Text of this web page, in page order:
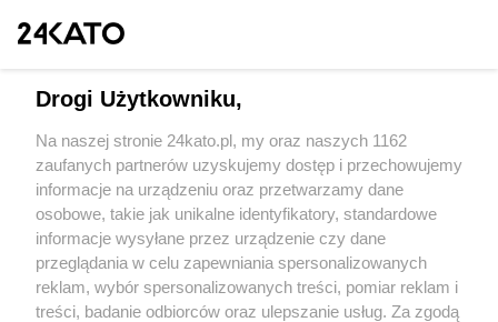
W Katowicach powstała nowa Biedronka, a wokół
gastronomiczne
5 / 28
Wydawca mediów lokalnych
Nie zapomnij
Drogi Użytkowniku,
Na naszej stronie 24kato.pl, my oraz naszych 1162
zaufanych partnerów uzyskujemy dostęp i przechowujemy
informacje na urządzeniu oraz przetwarzamy dane
osobowe, takie jak unikalne identyfikatory, standardowe
informacje wysyłane przez urządzenie czy dane
przeglądania w celu zapewniania spersonalizowanych
reklam, wybór spersonalizowanych treści, pomiar reklam i
treści, badanie odbiorców oraz ulepszanie usług. Za zgodą